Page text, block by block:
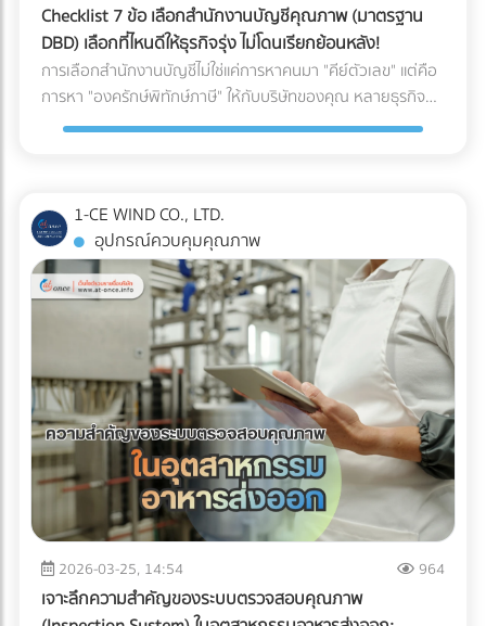
Checklist 7 ข้อ เลือกสำนักงานบัญชีคุณภาพ (มาตรฐาน
DBD) เลือกที่ไหนดีให้ธุรกิจรุ่ง ไม่โดนเรียกย้อนหลัง!
การเลือกสำนักงานบัญชีไม่ใช่แค่การหาคนมา "คีย์ตัวเลข" แต่คือ
การหา "องครักษ์พิทักษ์ภาษี" ให้กับบริษัทของคุณ หลายธุรกิจ
ต้องปิดตัวลงหรือเสียกำไรมหาศาลเพียงเพราะการจัดการบัญชีที่
คุ้มค่าและปลอดภัยที่สุด
1-CE WIND CO., LTD.
อุปกรณ์ควบคุมคุณภาพ
2026-03-25, 14:54 964
เจาะลึกความสำคัญของระบบตรวจสอบคุณภาพ